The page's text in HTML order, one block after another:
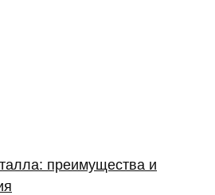
преимущества и